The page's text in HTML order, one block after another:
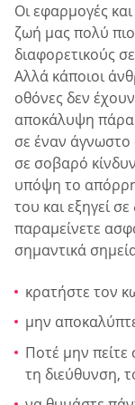
Οι εφαρμογές
ζωή μας πολύ πιο
διαφορετικούς
Αλλά κάποιοι
οθόνες δεν
αποκάλυψη
σε έναν άγνωστο
σε σοβαρό
υπόψη το
του και εξηγεί
παραμείνετε
σημαντικά
κρατήστε τον
μην
Ποτέ μην πείτε
τη διεύθυνση,